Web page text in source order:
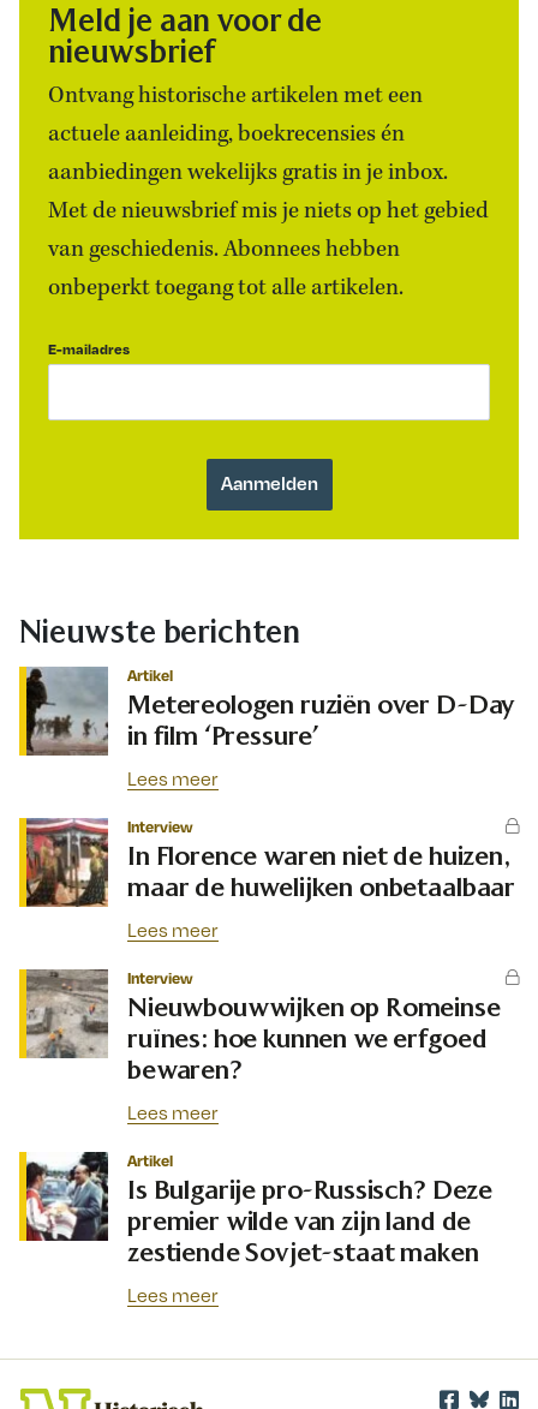
Meld je aan voor de
nieuwsbrief
Ontvang historische artikelen met een
actuele aanleiding, boekrecensies én
aanbiedingen wekelijks gratis in je inbox.
Met de nieuwsbrief mis je niets op het gebied
van geschiedenis. Abonnees hebben
onbeperkt toegang tot alle artikelen.
E-mailadres
Nieuwste berichten
Artikel
Metereologen ruziën over D-Day
in film ‘Pressure’
Lees meer
Interview
In Florence waren niet de huizen,
maar de huwelijken onbetaalbaar
Lees meer
Interview
Nieuwbouwwijken op Romeinse
ruïnes: hoe kunnen we erfgoed
bewaren?
Lees meer
Artikel
Is Bulgarije pro-Russisch? Deze
premier wilde van zijn land de
zestiende Sovjet-staat maken
Lees meer